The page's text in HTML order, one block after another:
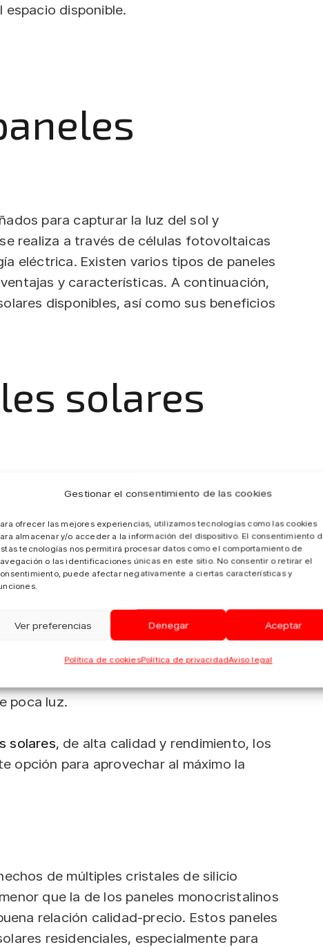
Gestionar el consentimiento de las cookies
ofrecer las mejores experiencias, utilizamos tecnologías como las cookies
almacenar y/o acceder a la información del dispositivo. El consentimiento
tecnologías nos permitirá procesar datos como el comportamiento de
o las identificaciones únicas en este sitio. No consentir o retirar el
puede afectar negativamente a ciertas características y
Aceptar
Denegar
Ver preferencias
Política de cookiesPolítica de privacidadAviso legal
disponible.
para capturar la luz del sol y
realiza a través de células fotovoltaicas
eléctrica. Existen varios tipos de paneles
y características. A continuación,
disponibles, así como sus beneficios
solares
de los tipos más populares y eficientes
de silicio, lo que permite que las células
Los paneles monocristalinos
útil, lo que los hace ideales para
consumo energético.
18-22%).
poca luz.
solares, de alta calidad y rendimiento, los
opción para aprovechar al máximo la
de múltiples cristales de silicio
que la de los paneles monocristalinos
relación calidad-precio. Estos paneles
residenciales, especialmente para